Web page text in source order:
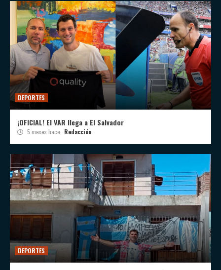
DEPORTES
¡OFICIAL! El VAR llega a El Salvador
5 meses hace Redacción
DEPORTES